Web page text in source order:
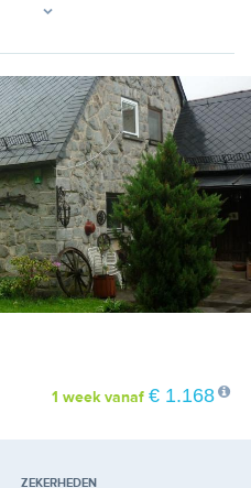
1 weekvanaf € 1.168
ZEKERHEDEN